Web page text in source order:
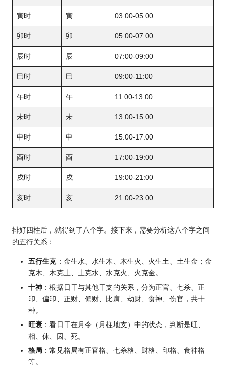
寅时 寅 03:00-05:00
卯时 卯 05:00-07:00
辰时 辰 07:00-09:00
巳时 巳 09:00-11:00
午时 午 11:00-13:00
未时 未 13:00-15:00
申时 申 15:00-17:00
酉时 酉 17:00-19:00
戌时 戌 19:00-21:00
亥时 亥 21:00-23:00
排好四柱后，就得到了八个字。接下来，需要分析这八个字之间
的五行关系：
五行生克：金生水、水生木、木生火、火生土、土生金；金
克木、木克土、土克水、水克火、火克金。
十神 ：根据日干与其他干支的关系，分为正官、七杀、正
印、偏印、正财、偏财、比肩、劫财、食神、伤官，共十
种。
旺衰 ：看日干在月令（月柱地支）中的状态，判断是旺、
相、休、囚、死。
格局 ：常见格局有正官格、七杀格、财格、印格、食神格
等。